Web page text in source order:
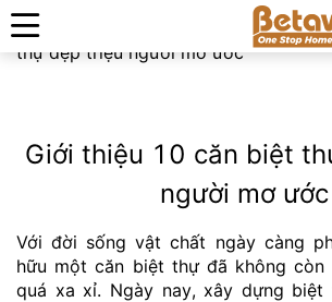
Trang chủ Thiết kế nhà đẹp»Giới
thự đẹp triệu người mơ ước
Giới thiệu 10 căn biệt
người mơ ước
Với đời sống vật chất ngày càng
hữu một căn biệt thự đã không còn
quá xa xỉ. Ngày nay, xây dựng